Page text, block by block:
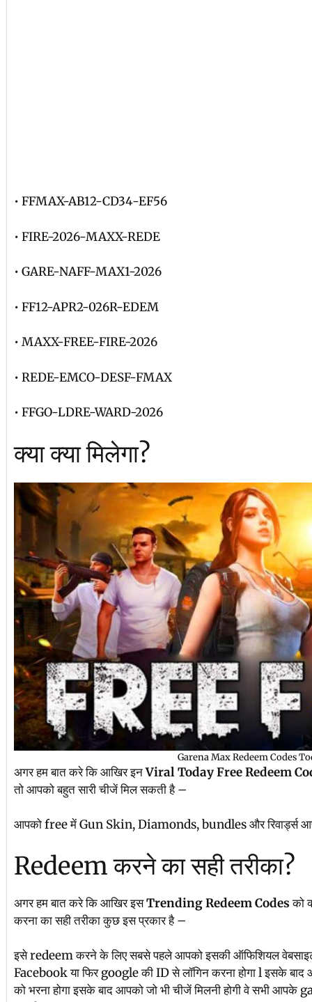
• FFMAX-AB12-CD34-EF56
• FIRE-2026-MAXX-REDE
• GARE-NAFF-MAX1-2026
• FF12-APR2-026R-EDEM
• MAXX-FREE-FIRE-2026
• REDE-EMCO-DESF-FMAX
• FFGO-LDRE-WARD-2026
क्या क्या मिलेगा?
Garena Max Redeem Codes
अगर हम बात करे कि आखिर इनViral Today Free Redeem
तो आपको बहुत सारी चीजें मिल सकती है –
आपको free में Gun Skin, Diamonds, bundles और रिवार्ड्स
Redeem करने का सही तरीका?
अगर हम बात करे कि आखिर इसTrending Redeem Codesको
करना का सही तरीका कुछ इस प्रकार है –
इसे redeem करने के लिए सबसे पहले आपको इसकी ऑफिशियल वेबसाइट
Facebook या फिर google की ID से लॉगिन करना होगा l इसके
को भरना होगा इसके बाद आपको जो भी चीजें मिलनी होगी वे सभी